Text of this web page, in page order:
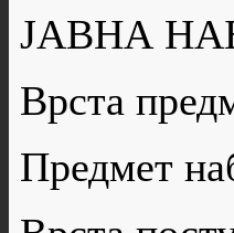
ЈАВНА
Врста
Предмет